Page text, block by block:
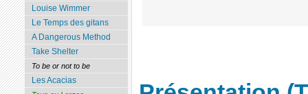
Louise Wimmer
Le Temps des gitans
A Dangerous Method
Take Shelter
To be or not to be
Les Acacias